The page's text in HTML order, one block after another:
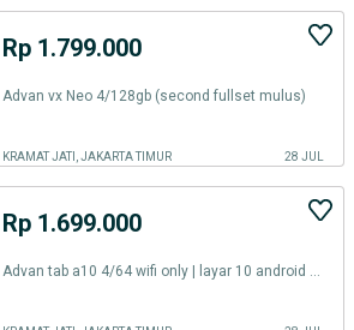
Rp 1.799.000
Advan vx Neo 4/128gb (second fullset mulus)
KRAMAT JATI, JAKARTA TIMUR 28 JUL
Rp 1.699.000